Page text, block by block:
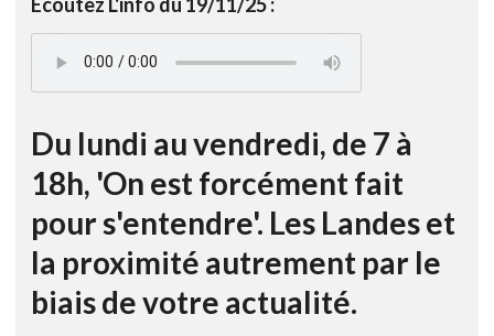
Du lundi au vendredi, de 7 à
18h, 'On est forcément fait
pour s'entendre'. Les Landes et
la proximité autrement par le
biais de votre actualité.